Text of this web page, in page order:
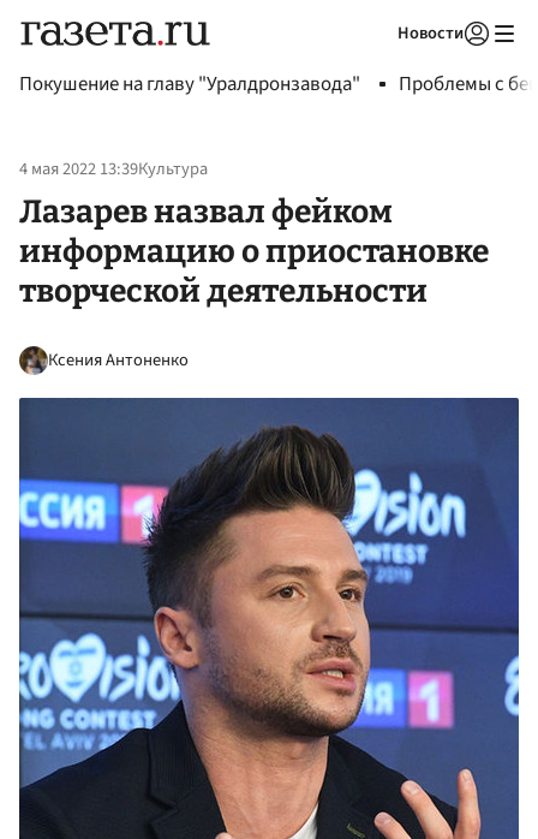
Новости
Покушение на главу "Уралдронзавода" Проблемы с
4 мая 2022 13:39Культура
Лазарев назвал фейком
информацию о приостановке
творческой деятельности
Ксения Антоненко